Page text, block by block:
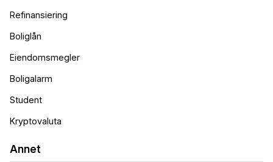
Refinansiering
Boliglån
Eiendomsmegler
Boligalarm
Student
Kryptovaluta
Annet